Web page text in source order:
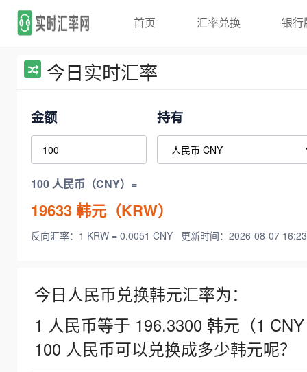
首页 汇率兑换 银行
今日实时汇率
金额 持有
100 人民币（CNY）=
19633韩元（KRW）
反向汇率：1 KRW = 0.0051 CNY 更新时间：2026-08-07
今日人民币兑换韩元汇率为：
1 人民币等于 196.3300 韩元（1
100 人民币可以兑换成多少韩元呢？